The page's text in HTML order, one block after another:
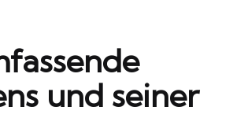
und seiner